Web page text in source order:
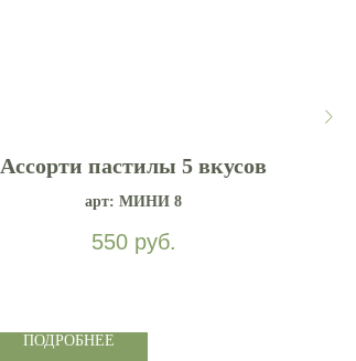
Ассорти пастилы 5 вкусов
арт: МИНИ 8
550 руб.
ПОДРОБНЕЕ